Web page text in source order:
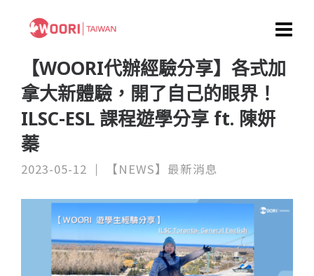
【WOORI代辦經驗分享】各式加
拿大新體驗，開了⾃⼰的眼界！
ILSC-ESL 課程遊學分享 ft. 陳妍
蓁
2023-05-12 【NEWS】最新消息